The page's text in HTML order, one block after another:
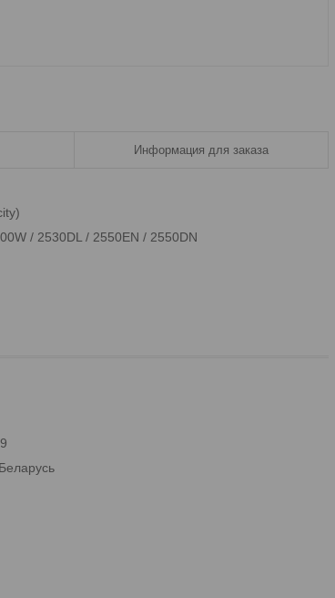
Информация для заказа
/ 2530DL / 2550EN / 2550DN